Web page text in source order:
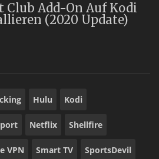
Club Add-On Auf Kodi
(2020 Update)
Hulu Kodi
Netflix Shellfire
VPN Smart TV SportsDevil